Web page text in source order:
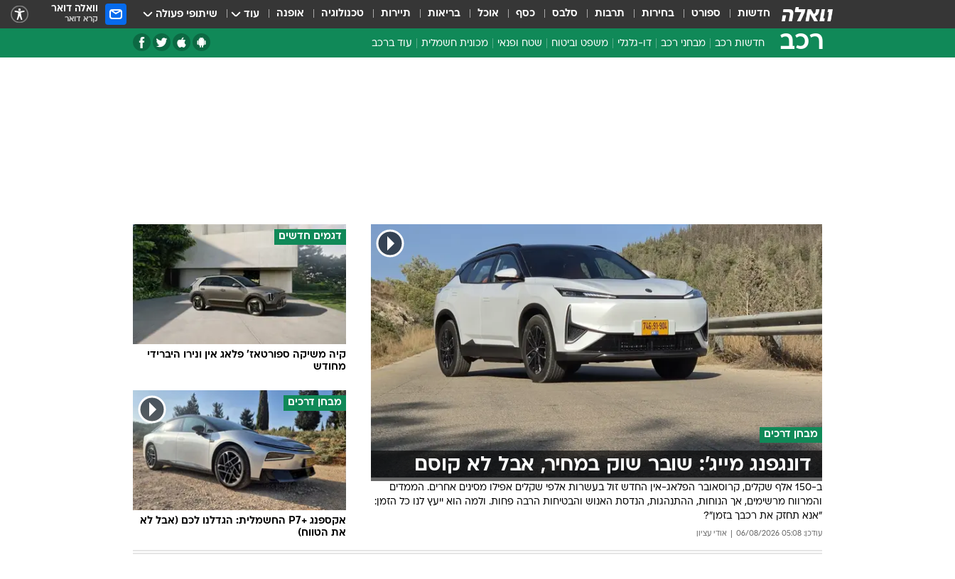
חדשות ספורט בחירות תרבות סלבס כסף אוכל בריאות תיירות טכנולוגיה אופנה עוד שיתופי פעולה וואלה דואר
קרא דואר
רכב חדשות רכב מבחני רכב דו-גלגלי משפט וביטוח שטח ופנאי מכונית חשמלית עוד ברכב
אספנות
ספורט מוטורי
צרכנות
טכנולוגיה
בטיחות
סדנאות ושיפורים
דעות
כל הכתבות
ארכיון מדורים סוגרים שנה
פוטו רצח
העברת בעלות
טוטאלוס
כתבו לנו
אביזרים לרכב
מבחן דרכים
דונגפנג מייג': שובר שוק במחיר, אבל לא קוסם
ב-150 אלף שקלים, קרוסאובר הפלאג-אין החדש זול בעשרות אלפי שקלים אפילו מסינים אחרים. הממדים
והמרווח מרשימים, אך הנוחות, ההתנהגות, הנדסת האנוש והבטיחות הרבה פחות. ולמה הוא ייעץ לנו כל הזמן:
"אנא תחזק את רכבך בזמן"?
עודכן: 05:08 06/08/2026 אודי עציון
דגמים חדשים
קיה משיקה ספורטאז' פלאג אין ונירו היברידי
מחודש
מבחן דרכים
אקספנג +P7 החשמלית: הגדלנו לכם (אבל לא
את הטווח)